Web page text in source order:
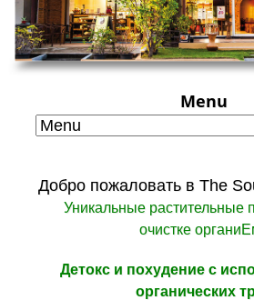
Menu
Добро пожаловать в The
Уникальные растительные
очистке
Детокс и похудение с
органических